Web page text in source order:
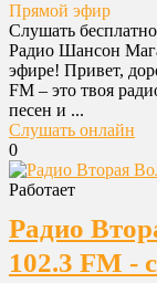
Прямой эфир
Слушать
Радио Шансон
эфире! Привет,
FM – это твоя
песен и ...
Слушать онлайн
0
Работает
Радио
102.3 FM -